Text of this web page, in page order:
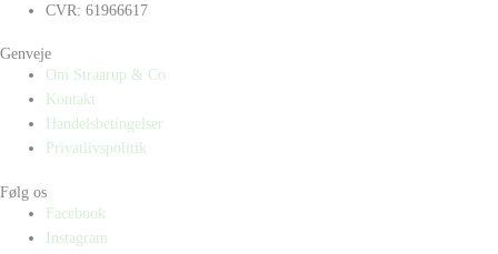
CVR: 61966617
Genveje
Om Straarup & Co
Kontakt
Handelsbetingelser
Privatlivspolitik
Følg os
Facebook
Instagram